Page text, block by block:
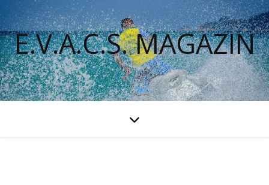
E.V.A.C.S. MAGAZIN